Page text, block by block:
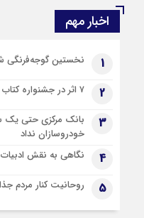
پیام رهبر انقلاب خطاب
8 ماه قبل
شد
موساد چگونه جیب اوکراینی
8 ماه قبل
برگزاری «همایش ملی
اخبار مهم
1 نخستین گوجه‌فرنگی
2 ۷ اثر در جشنواره کتاب سال دانشجویی برگزیده شد
3
خودروسازان نداد
4 نگاهی به نقش
5 روحانیت کنار مردم